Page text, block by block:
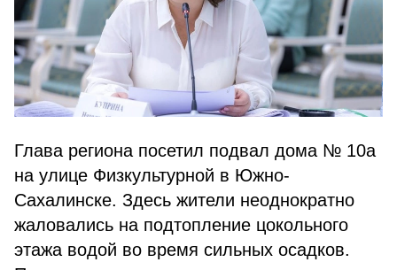
Глава региона посетил подвал дома № 10а
на улице Физкультурной в Южно-
Сахалинске. Здесь жители неоднократно
жаловались на подтопление цокольного
этажа водой во время сильных осадков.